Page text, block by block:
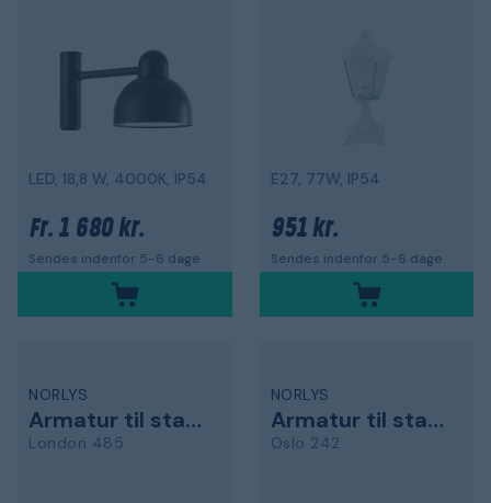
LED, 18,8 W, 4000K, IP54
Fr. 1 680 kr.
Sendes indenfor 5-6 dage
E27, 77W, IP54
951 kr.
Sendes indenfor 5-6 dage
NORLYS
Armatur til stang
London 485
NORLYS
Armatur til stang
Oslo 242